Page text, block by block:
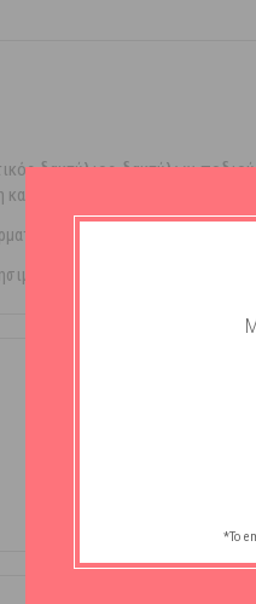
δακτύλιος δακτύλων
της πίεσης στα
ελεγμένο προϊόν.
*Το